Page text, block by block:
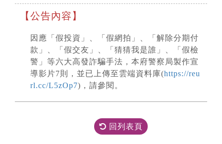
公告內容
因應「假投資」、「假網拍」、「解除分期付
款」、「假交友」、「猜猜我是誰」、「假檢
警」等六大高發詐騙手法，本府警察局製作宣
導影片7則，並已上傳至雲端資料庫(https://reu
rl.cc/L5zOp7)，請參閱。
回列表頁